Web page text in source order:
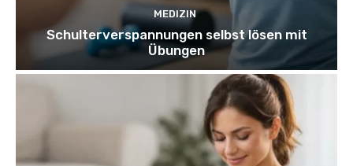
MEDIZIN
Schulterverspannungen selbst lösen mit
Übungen